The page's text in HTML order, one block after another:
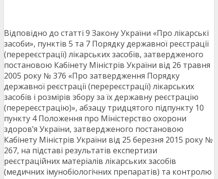
Відповідно до статті 9 Закону України «Про лікарські
засоби», пунктів 5 та 7 Порядку державної реєстрації
(перереєстрації) лікарських засобів, затвердженого
постановою Кабінету Міністрів України від 26 травня
2005 року № 376 «Про затвердження Порядку
державної реєстрації (перереєстрації) лікарських
засобів і розмірів збору за їх державну реєстрацію
(перереєстрацію)», абзацу тридцятого підпункту 10
пункту 4 Положення про Міністерство охорони
здоров’я України, затвердженого постановою
Кабінету Міністрів України від 25 березня 2015 року №
267, на підставі результатів експертизи
реєстраційних матеріалів лікарських засобів
(медичних імунобіологічних препаратів) та контролю